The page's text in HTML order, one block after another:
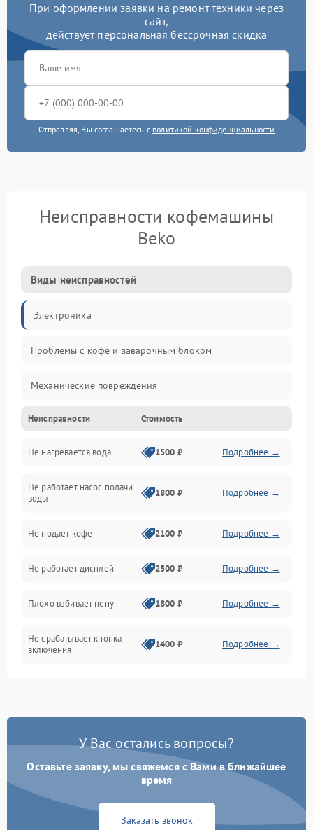
При оформлении заявки на ремонт техники через
сайт,
действует персональная бессрочная скидка
Отправляя, Вы соглашаетесь с политикой конфиденциальности
Неисправности кофемашины
Beko
Виды неисправностей
Электроника
Проблемы с кофе и заварочным блоком
Механические повреждения
Прочие неисправности
Включение и работа
Проблемы с водой
Проблемы с капучинатором и паром
Управление и электроника
Программное обеспечение
Неисправности Стоимость
Не нагревается вода 1500 ₽ Подробнее →
Не работает насос подачи
воды
1800 ₽ Подробнее →
Не подает кофе 2100 ₽ Подробнее →
Не работает дисплей 2500 ₽ Подробнее →
Плохо взбивает пену 1800 ₽ Подробнее →
Не срабатывает кнопка
включения
1400 ₽ Подробнее →
Постоянные сбои в работе 1500 ₽ Подробнее →
У Вас остались вопросы?
Оставьте заявку, мы свяжемся с Вами в ближайшее
время
Заказать звонок